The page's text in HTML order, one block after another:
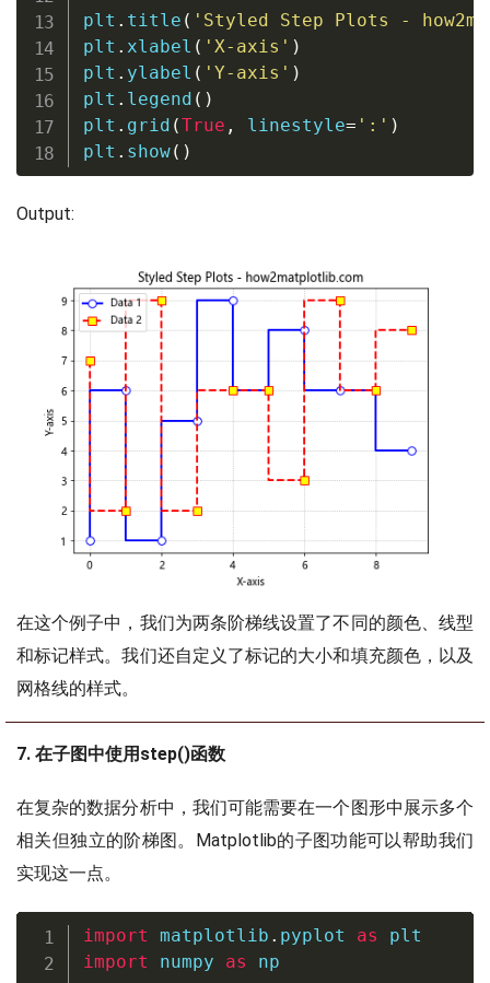
plt . title ( 'Styled Step Plots -
plt . xlabel ( 'X-axis' )
plt . ylabel ( 'Y-axis' )
plt . legend ( )
plt . grid (True , linestyle= ':' )
plt . show( )
Output:
在这个例子中，我们为两条阶梯线设置了不同的颜色、线型
和标记样式。我们还自定义了标记的大小和填充颜色，以及
网格线的样式。
7. 在子图中使用step()函数
在复杂的数据分析中，我们可能需要在一个图形中展示多个
相关但独立的阶梯图。Matplotlib的子图功能可以帮助我们
实现这一点。
import matplotlib . pyplot as
import numpy as np